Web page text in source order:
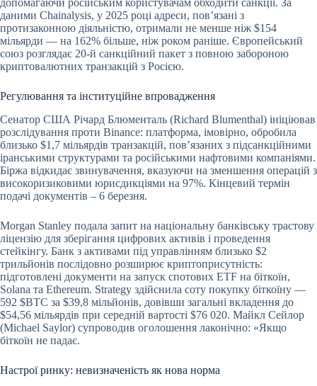
даними Chainalysis, у 2025 році адреси, пов’язані з
протизаконною діяльністю, отримали не менше ніж $154
мільярди — на 162% більше, ніж роком раніше. Європейський
союз розглядає 20-й санкційний пакет з повною забороною
криптовалютних транзакцій з Росією.
Регулювання та інституційне впровадження
Сенатор США Річард Блюменталь (Richard Blumenthal) ініціював
розслідування проти Binance: платформа, імовірно, обробила
близько $1,7 мільярдів транзакцій, пов’язаних з підсанкційними
іранськими структурами та російськими нафтовими компаніями.
Біржа відкидає звинувачення, вказуючи на зменшення операцій з
високоризиковими юрисдикціями на 97%. Кінцевий термін
подачі документів – 6 березня.
Morgan Stanley подала запит на національну банківську трастову
ліцензію для зберігання цифрових активів і проведення
стейкінгу. Банк з активами під управлінням близько $2
трильйонів послідовно розширює криптоприсутність:
підготовлені документи на запуск спотових ETF на біткоїн,
Solana та Ethereum. Strategy здійснила соту покупку біткоїну —
592 $BTC за $39,8 мільйонів, довівши загальні вкладення до
$54,56 мільярдів при середній вартості $76 020. Майкл Сейлор
(Michael Saylor) супроводив оголошення лаконічно: «Якщо
біткоїн не падає.
Настрої ринку: невизначеність як нова норма